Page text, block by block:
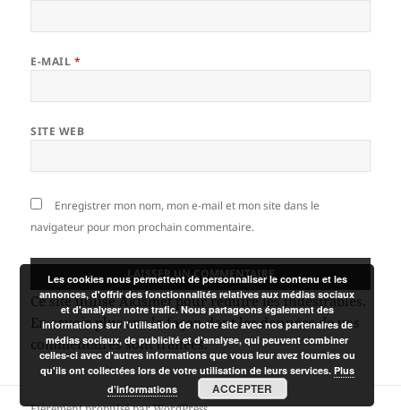
E-MAIL *
SITE WEB
Enregistrer mon nom, mon e-mail et mon site dans le
navigateur pour mon prochain commentaire.
Ce site utilise Akismet pour réduire les indésirables.
En savoir plus sur la façon dont les données de vos
commentaires sont traitées.
Les cookies nous permettent de personnaliser le contenu et les
annonces, d'offrir des fonctionnalités relatives aux médias sociaux
et d'analyser notre trafic. Nous partageons également des
informations sur l'utilisation de notre site avec nos partenaires de
médias sociaux, de publicité et d'analyse, qui peuvent combiner
celles-ci avec d'autres informations que vous leur avez fournies ou
qu'ils ont collectées lors de votre utilisation de leurs services. Plus
d’informations
ACCEPTER